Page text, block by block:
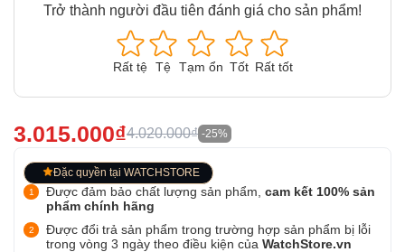
Trở thành người đầu tiên đánh giá cho sản phẩm!
Rất tệ Tệ Tạm ổn Tốt Rất tốt
3.015.000₫4.020.000₫ -25%
Đặc quyền tại WATCHSTORE
Được đảm bảo chất lượng sản phẩm, cam kết 100% sản
phẩm chính hãng
Được đổi trả sản phẩm trong trường hợp sản phẩm bị lỗi
trong vòng 3 ngày theo điều kiện của WatchStore.vn